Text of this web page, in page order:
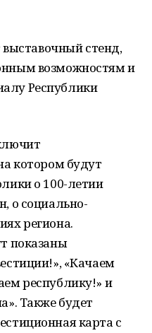
выставочный стенд,
возможностям и
Республики
котором будут
о 100-летии
о социально-
региона.
показаны
«Качаем
республику!» и
Также будет
карта с